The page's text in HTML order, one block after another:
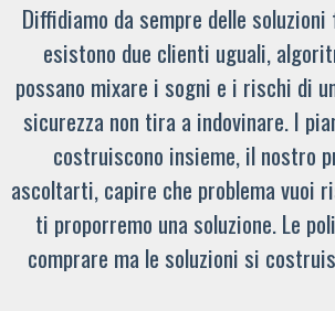
Diffidiamo da sempre delle
esistono due clienti uguali,
possano mixare i sogni e i rischi di
sicurezza non tira a indovinare. I
costruiscono insieme, il nostro
ascoltarti, capire che problema vuoi
ti proporremo una soluzione. Le
comprare ma le soluzioni si